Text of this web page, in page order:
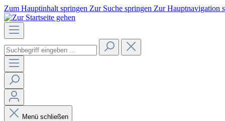
Zum Hauptinhalt springen Zur Suche springen Zur Hauptnavigation
Menü schließen